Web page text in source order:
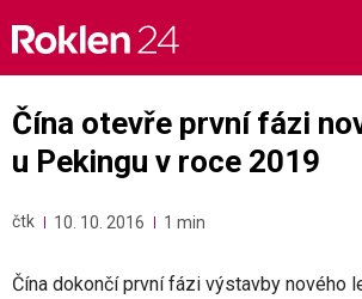
content
Čína otevře první fázi
u Pekingu v roce 2019
čtk 10. 10. 2016 1 min
Čína dokončí první fázi výstavby nového